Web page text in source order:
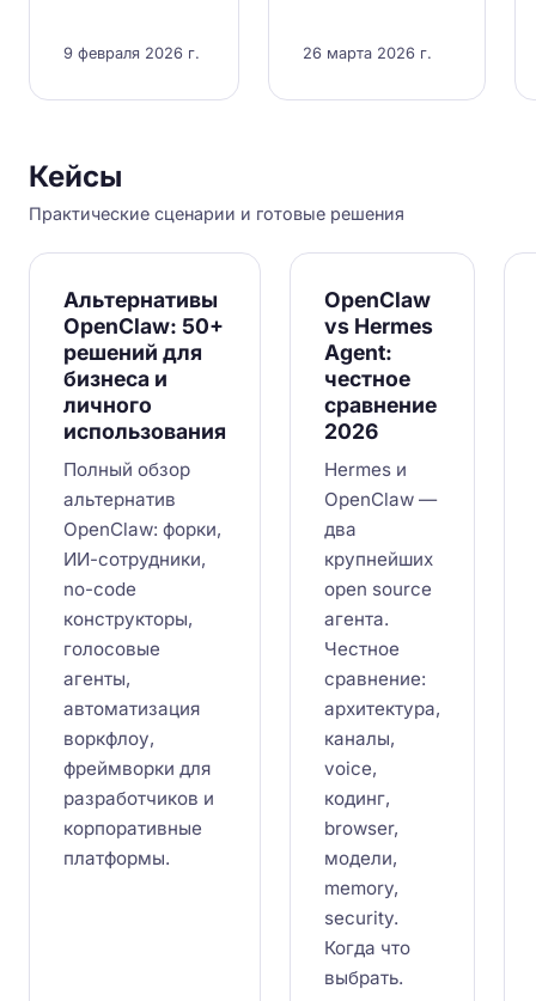
9 февраля 2026 г. 26 марта 2026 г.
Кейсы
Практические сценарии и готовые решения
Альтернативы
OpenClaw: 50+
решений для
бизнеса и
личного
использования
Полный обзор
альтернатив
OpenClaw: форки,
ИИ-сотрудники,
no-code
конструкторы,
голосовые
агенты,
автоматизация
воркфлоу,
фреймворки для
разработчиков и
корпоративные
платформы.
OpenClaw
vs Hermes
Agent:
честное
сравнение
2026
Hermes и
OpenClaw —
два
крупнейших
open source
агента.
Честное
сравнение:
архитектура,
каналы,
voice,
кодинг,
browser,
модели,
memory,
security.
Когда что
выбрать.